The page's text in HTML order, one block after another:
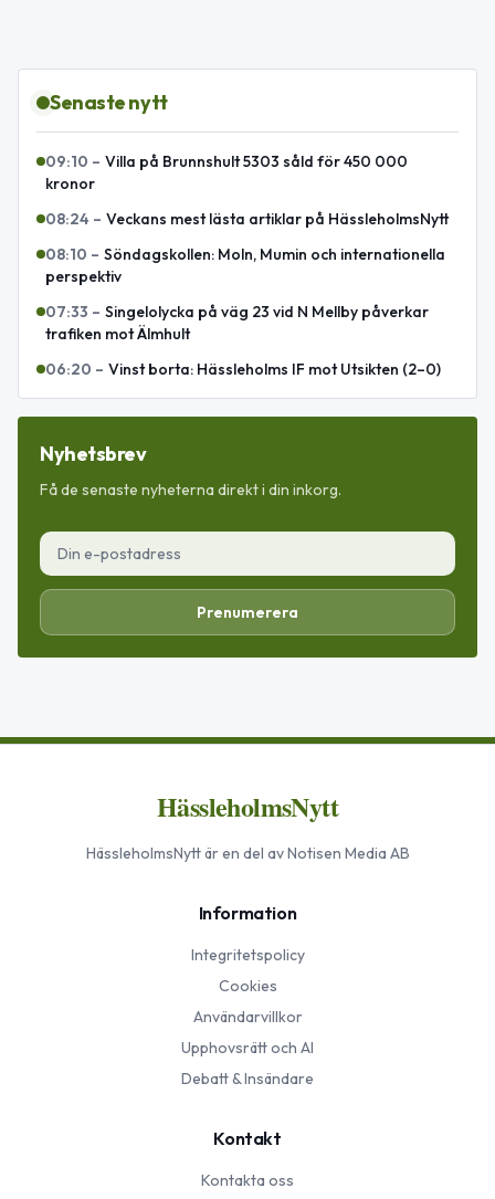
Senaste nytt
09:10 – Villa på Brunnshult 5303 såld för 450 000
kronor
08:24 – Veckans mest lästa artiklar på HässleholmsNytt
08:10 – Söndagskollen: Moln, Mumin och internationella
perspektiv
07:33 – Singelolycka på väg 23 vid N Mellby påverkar
trafiken mot Älmhult
06:20 – Vinst borta: Hässleholms IF mot Utsikten (2–0)
Nyhetsbrev
Få de senaste nyheterna direkt i din inkorg.
Prenumerera
HässleholmsNytt
HässleholmsNyttär en del av Notisen Media AB
Information
Integritetspolicy
Cookies
Användarvillkor
Upphovsrätt och AI
Debatt & Insändare
Kontakt
Kontakta oss